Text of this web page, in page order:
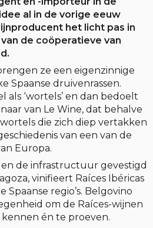
al in de vorige eeuw
het licht pas in
de coöperatieve van
ze een eigenzinnige
Spaanse druivenrassen.
als ‘wortels’ en dan bedoelt
van Le Wine, dat behalve
die zich diep vertakken
van een van de
Europa.
de infrastructuur gevestigd
vinifieert Raíces Ibéricas
Spaanse regio’s. Belgovino
om de Raíces-wijnen
én te proeven.